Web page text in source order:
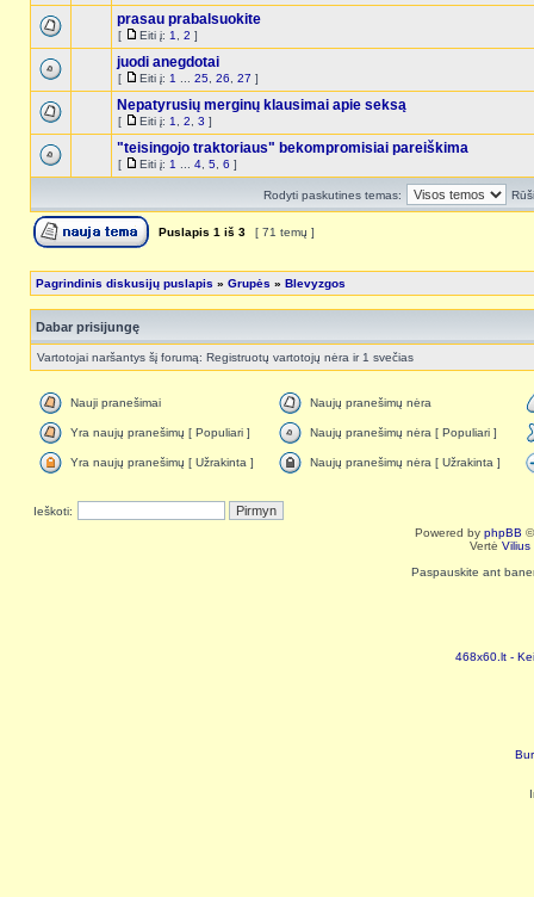
prasau prabalsuokite
[ Eiti į: 1 2 ]
juodi anegdotai
[ Eiti į: 1 25 26 27 ]
Nepatyrusių merginų klausimai apie seksą
[ Eiti į: 1 2 3 ]
"teisingojo traktoriaus" bekompromisiai pareiškima
[ Eiti į: 1 4 5 6 ]
Rodyti paskutines temas:
Puslapis 1 iš 3 [ 71 temų ]
Pagrindinis diskusijų puslapis » Grupės » Blevyzgos
Dabar prisijungę
Vartotojai naršantys šį forumą: Registruotų vartotojų nėra ir 1 svečias
Nauji pranešimai Naujų pranešimų nėra
Yra naujų pranešimų [ Populiari ] Naujų pranešimų nėra [ Populiari ]
Yra naujų pranešimų [ Užrakinta ] Naujų pranešimų nėra [ Užrakinta ]
Ieškoti:
Powered by phpBB
Vertė Vilius
Paspauskite ant
468x60.lt -